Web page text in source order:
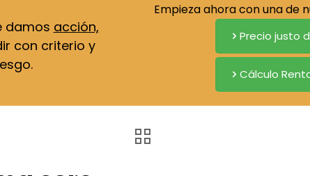
damos acción,
con criterio y
Empieza ahora con una de
Precio justo
Cálculo